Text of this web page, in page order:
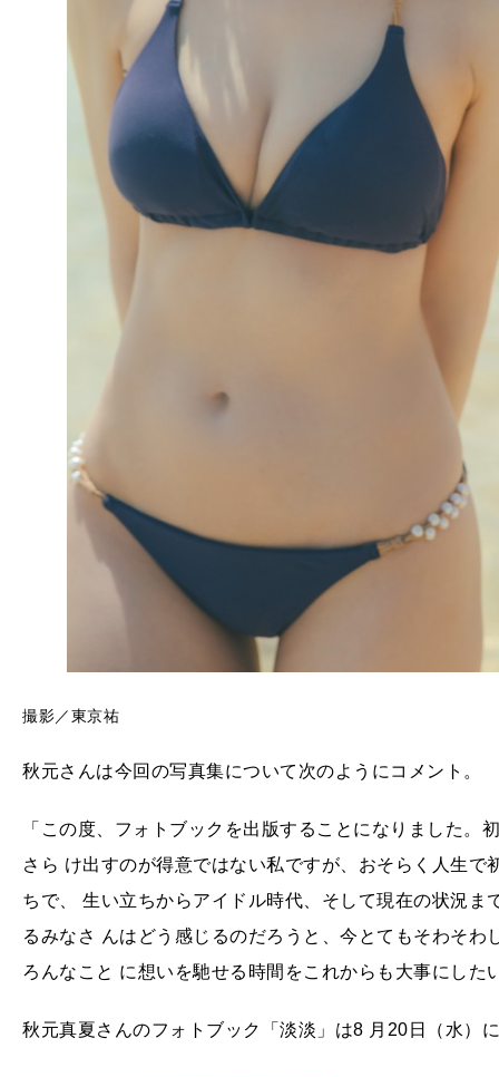
撮影／東京祐
秋元さんは今回の写真集について次のようにコメント。
「この度、フォトブックを出版することになりました
さら け出すのが得意ではない私ですが、おそらく人生
ちで、 生い立ちからアイドル時代、そして現在の状況
るみなさ んはどう感じるのだろうと、今とてもそわそ
ろんなこと に想いを馳せる時間をこれからも大事にした
秋元真夏さんのフォトブック「淡淡」は8 月20日（水）